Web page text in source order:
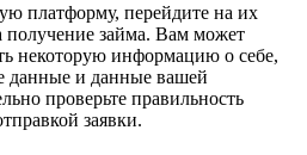
платформу, перейдите на их
получение займа. Вам может
некоторую информацию о себе,
данные и данные вашей
проверьте правильность
заявки.